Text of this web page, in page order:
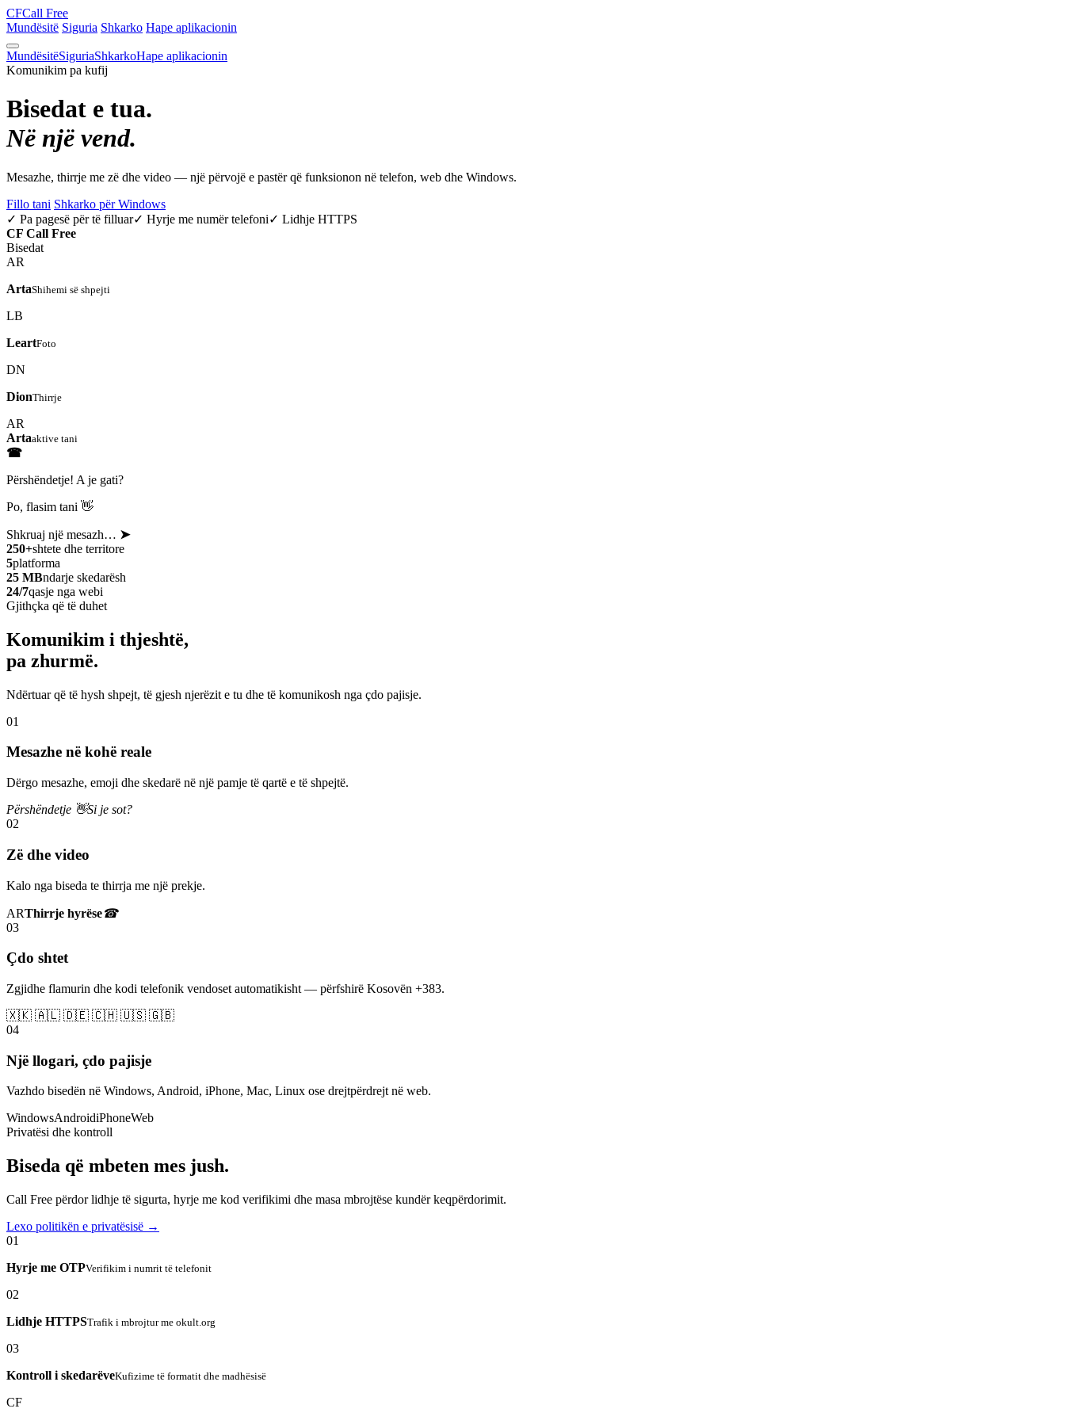
CFCall Free
Mundësitë Siguria Shkarko Hape aplikacionin
MundësitëSiguriaShkarkoHape aplikacionin
Komunikim pa kufij
Bisedat e tua.
Në një vend.
Mesazhe, thirrje me zë dhe video — një përvojë e pastër që funksionon në telefon, web dhe Windows.
Fillo tani Shkarko për Windows
✓ Pa pagesë për të filluar✓ Hyrje me numër telefoni✓ Lidhje HTTPS
CF Call Free
Bisedat
AR
ArtaShihemi së shpejti
LB
LeartFoto
DN
DionThirrje
AR
Artaaktive tani
☎
Përshëndetje! A je gati?
Po, flasim tani 👋
Shkruaj një mesazh… ➤
250+shtete dhe territore
5platforma
25 MBndarje skedarësh
24/7qasje nga webi
Gjithçka që të duhet
Komunikim i thjeshtë,
pa zhurmë.
Ndërtuar që të hysh shpejt, të gjesh njerëzit e tu dhe të komunikosh nga çdo pajisje.
01
Mesazhe në kohë reale
Dërgo mesazhe, emoji dhe skedarë në një pamje të qartë e të shpejtë.
Përshëndetje 👋Si je sot?
02
Zë dhe video
Kalo nga biseda te thirrja me një prekje.
ARThirrje hyrëse☎
03
Çdo shtet
Zgjidhe flamurin dhe kodi telefonik vendoset automatikisht — përfshirë Kosovën +383.
🇽🇰 🇦🇱 🇩🇪 🇨🇭 🇺🇸 🇬🇧
04
Një llogari, çdo pajisje
Vazhdo bisedën në Windows, Android, iPhone, Mac, Linux ose drejtpërdrejt në web.
WindowsAndroidiPhoneWeb
Privatësi dhe kontroll
Biseda që mbeten mes jush.
Call Free përdor lidhje të sigurta, hyrje me kod verifikimi dhe masa mbrojtëse kundër keqpërdorimit.
Lexo politikën e privatësisë →
01
Hyrje me OTPVerifikim i numrit të telefonit
02
Lidhje HTTPSTrafik i mbrojtur me okult.org
03
Kontroll i skedarëveKufizime të formatit dhe madhësisë
CF